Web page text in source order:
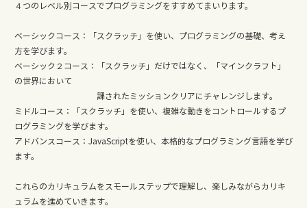
４つのレベル別コースでプログラミングをすすめてまいります。
ベーシックコース：「スクラッチ」を使い、プログラミングの基礎、考え
方を学びます。
ベーシック２コース：「スクラッチ」だけではなく、「マインクラフト」
の世界において
課されたミッションクリアにチャレンジします。
ミドルコース：「スクラッチ」を使い、複雑な動きをコントロールするプ
ログラミングを学びます。
アドバンスコース：JavaScriptを使い、本格的なプログラミング言語を学び
ます。
これらのカリキュラムをスモールステップで理解し、楽しみながらカリキ
ュラムを進めていきます。